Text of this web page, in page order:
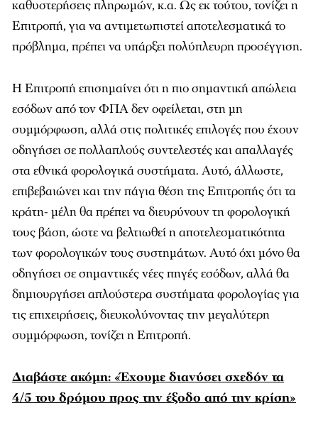
καθυστερήσεις πληρωμών, κ.α. Ως εκ τούτου, τονίζει η
Επιτροπή, για να αντιμετωπιστεί αποτελεσματικά το
πρόβλημα, πρέπει να υπάρξει πολύπλευρη προσέγγιση.
Η Επιτροπή επισημαίνει ότι η πιο σημαντική απώλεια
εσόδων από τον ΦΠΑ δεν οφείλεται, στη μη
συμμόρφωση, αλλά στις πολιτικές επιλογές που έχουν
οδηγήσει σε πολλαπλούς συντελεστές και απαλλαγές
στα εθνικά φορολογικά συστήματα. Αυτό, άλλωστε,
επιβεβαιώνει και την πάγια θέση της Επιτροπής ότι τα
κράτη- μέλη θα πρέπει να διευρύνουν τη φορολογική
τους βάση, ώστε να βελτιωθεί η αποτελεσματικότητα
των φορολογικών τους συστημάτων. Αυτό όχι μόνο θα
οδηγήσει σε σημαντικές νέες πηγές εσόδων, αλλά θα
δημιουργήσει απλούστερα συστήματα φορολογίας για
τις επιχειρήσεις, διευκολύνοντας την μεγαλύτερη
συμμόρφωση, τονίζει η Επιτροπή.
Διαβάστε ακόμη: «Έχουμε διανύσει σχεδόν τα
4/5 του δρόμου προς την έξοδο από την κρίση»